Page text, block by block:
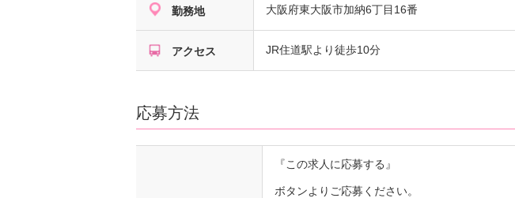
勤務地 大阪府東大阪市加納6丁目16番
アクセス JR住道駅より徒歩10分
応募方法
『この求人に応募する』
ボタンよりご応募ください。